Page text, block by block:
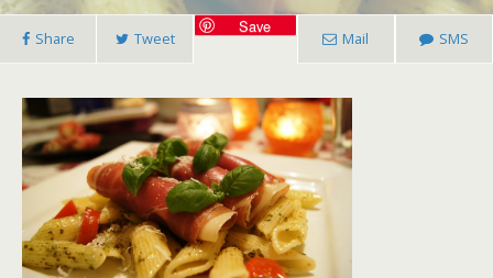
Share Tweet
Save
Mail SMS